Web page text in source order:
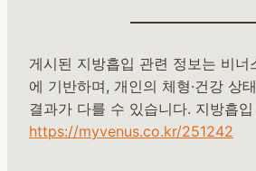
게시된 지방흡입 관련 정보는 비너
에 기반하며, 개인의 체형·건강 상
결과가 다를 수 있습니다. 지방흡
https://myvenus.co.kr/251242